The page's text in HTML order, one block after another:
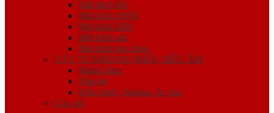
Mặt bích BS
Mặt bích ANSI
Mặt bích DIN
Mặt bích mù
Mặt bích gia công
VẬT TƯ KHOAN NHỒI, SIÊU ÂM
Măng sông
Nắp bịt
Kẽm buộc, bulong, ốc viss
Cóc nối